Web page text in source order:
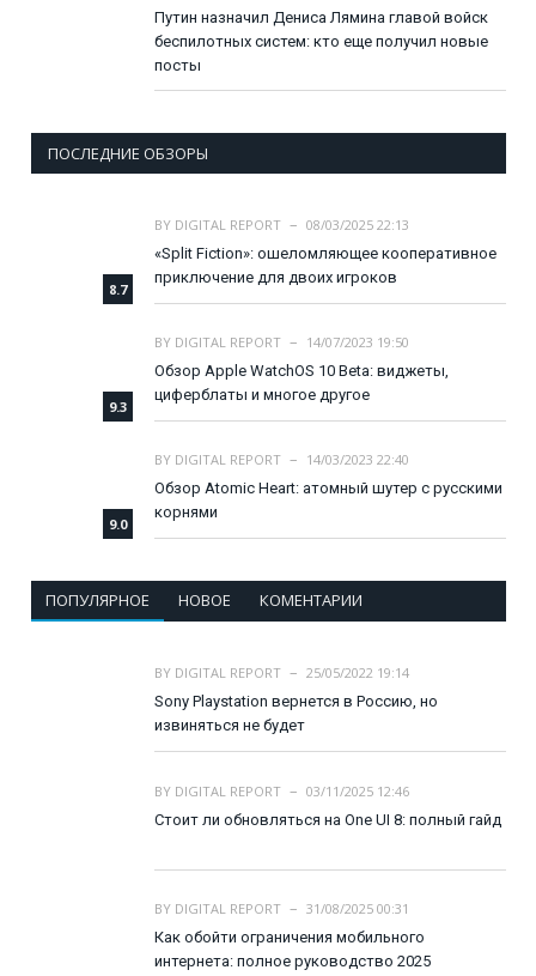
Путин назначил Дениса Лямина главой войск
беспилотных систем: кто еще получил новые
посты
ПОСЛЕДНИЕ ОБЗОРЫ
8.7
BY DIGITAL REPORT
08/03/2025 22:13
«Split Fiction»: ошеломляющее кооперативное
приключение для двоих игроков
9.3
BY DIGITAL REPORT
14/07/2023 19:50
Обзор Apple WatchOS 10 Beta: виджеты,
циферблаты и многое другое
9.0
BY DIGITAL REPORT
14/03/2023 22:40
Обзор Atomic Heart: атомный шутер с русскими
корнями
ПОПУЛЯРНОЕ НОВОЕ КОМЕНТАРИИ
BY DIGITAL REPORT
25/05/2022 19:14
Sony Playstation вернется в Россию, но
извиняться не будет
BY DIGITAL REPORT
03/11/2025 12:46
Стоит ли обновляться на One UI 8: полный гайд
BY DIGITAL REPORT
31/08/2025 00:31
Как обойти ограничения мобильного
интернета: полное руководство 2025